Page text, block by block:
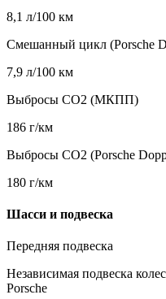
8,1 л/100 км
Смешанный цикл (Porsche
7,9 л/100 км
Выбросы CO2 (МКПП)
186 г/км
Выбросы CO2 (Porsche
180 г/км
Шасси и подвеска
Передняя подвеска
Независимая подвеска
Porsche